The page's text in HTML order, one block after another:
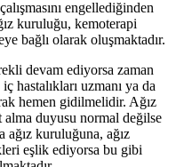
engellediğinden
kuruluğu, kemoterapi
bağlı olarak oluşmaktadır.
devam ediyorsa zaman
hastalıkları uzmanı ya da
hemen gidilmelidir. Ağız
duyusu normal değilse
ağız kuruluğuna, ağız
eşlik ediyorsa bu gibi